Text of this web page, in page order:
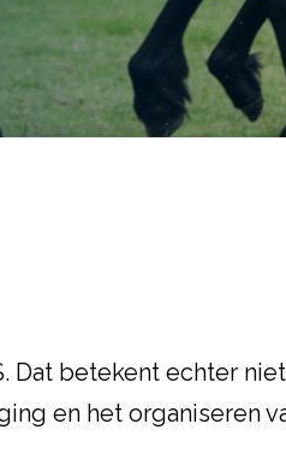
betekent echter
en het organiseren